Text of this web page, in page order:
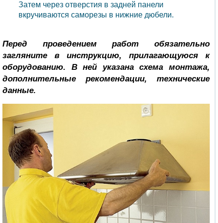
Затем через отверстия в задней панели
вкручиваются саморезы в нижние дюбели.
Перед проведением работ обязательно
загляните в инструкцию, прилагающуюся к
оборудованию. В ней указана схема монтажа,
дополнительные рекомендации, технические
данные.